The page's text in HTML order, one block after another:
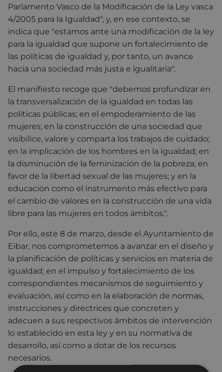
Parlamento Vasco de la Modificación de la Ley vasca
4/2005 para la Igualdad", y, en ese contexto, se
indica que "estamos ante una modificación de la ley
para la igualdad que supone un fortalecimiento de
las políticas de igualdad y, por tanto, un avance
hacia una sociedad más justa e igualitaria".
El manifiesto recoge que "debemos profundizar en
la transversalización de la igualdad en todas las
políticas públicas; en el empoderamiento de las
mujeres; en la construcción de una sociedad que
visibilice, valore y comparta los trabajos de cuidado;
en la implicación de los hombres en la igualdad; en
la disminución de la feminización de la pobreza; en
favor de la libertad sexual de las mujeres; y en la
educación como el instrumento más efectivo para
el cambio de valores en la construcción de una vida
libre para las mujeres en todos ámbitos.".
Por ello, este 8 de marzo, desde el Ayuntamiento de
Eibar, nos comprometemos a avanzar en el diseño y
la planificación de políticas y servicios en materia de
igualdad; en el impulso y fortalecimiento de los
correspondientes mecanismos de seguimiento y
evaluación, así como en la elaboración de normas,
instrucciones y directrices que concreten y
adecuen a sus respectivos ámbitos de intervención
lo establecido en esta ley y en su normativa de
desarrollo, así como a dotar de los recursos
necesarios.